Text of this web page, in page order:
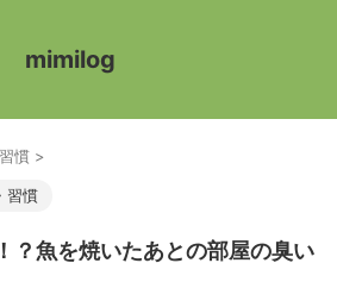
mimilog
慣 >
習慣
？魚を焼いたあとの部屋の臭い